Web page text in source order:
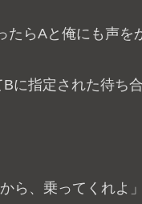
たらAと俺にも声
に指定された待ち
ら、乗ってくれよ」